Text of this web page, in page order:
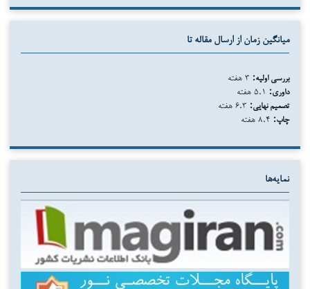
میانگین زمان از ارسال مقاله تا
بررسی اولیه:
داوری:
تصمیم نهایی:
چاپ:
نمایه‌ها